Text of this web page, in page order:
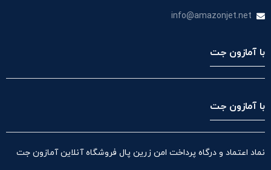
info@amazonjet.net
با آمازون جت
با آمازون جت
نماد اعتماد و درگاه پرداخت امن زرین پال فروشگاه آنلاین آمازون جت